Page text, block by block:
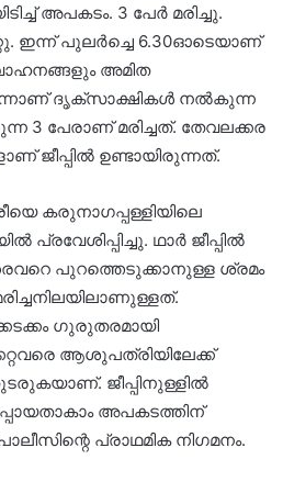
അപകടം. 3 പേർ മരിച്ചു.
ഇന്ന് പുലർച്ചെ 6.30ഓടെയാണ്
അമിത
ദൃക്‌സാക്ഷികൾ നൽകുന്ന
3 പേരാണ് മരിച്ചത്. തേവലക്കര
ജീപ്പിൽ ഉണ്ടായിരുന്നത്.
കരുനാഗപ്പള്ളിയിലെ
ഥാർ ജീപ്പിൽ
പുറത്തെടുക്കാനുള്ള ശ്രമം
ഗുരുതരമായി
ആശുപത്രിയിലേക്ക്
ജീപ്പിനുള്ളിൽ
അപകടത്തിന്
പ്രാഥമിക നിഗമനം.